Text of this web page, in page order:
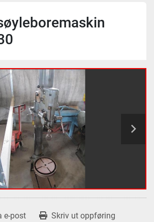
e-post Skriv ut oppføring